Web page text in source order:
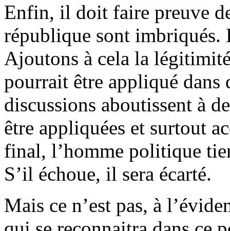
Enfin, il doit faire preuve
république sont imbriqués.
Ajoutons à cela la
pourrait être appliqué dans
discussions aboutissent à
être appliquées et surtout
final, l’homme politique
S’il échoue, il sera écarté.
Mais ce n’est pas, à